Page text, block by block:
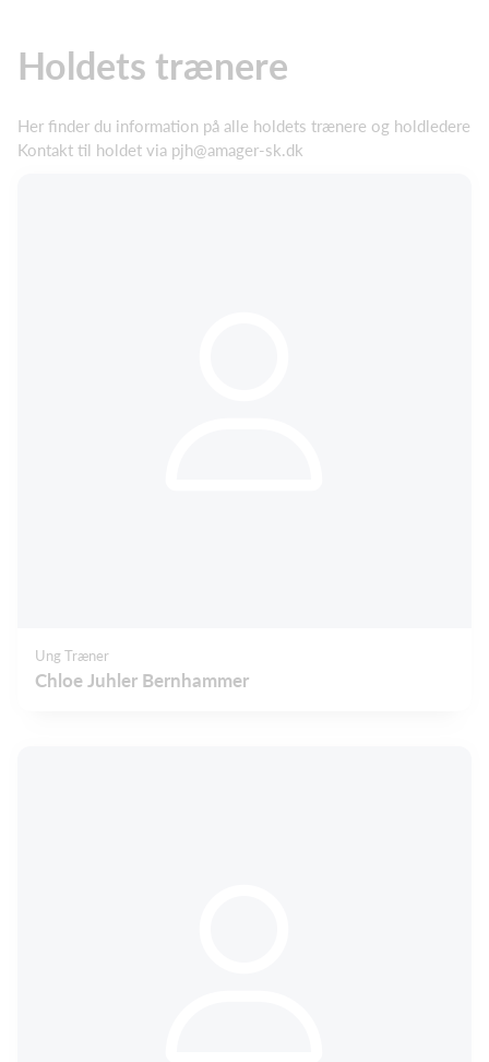
Holdets trænere
Her finder du information på alle holdets trænere og holdledere
Kontakt til holdet via pjh@amager-sk.dk
Ung Træner
Chloe Juhler Bernhammer